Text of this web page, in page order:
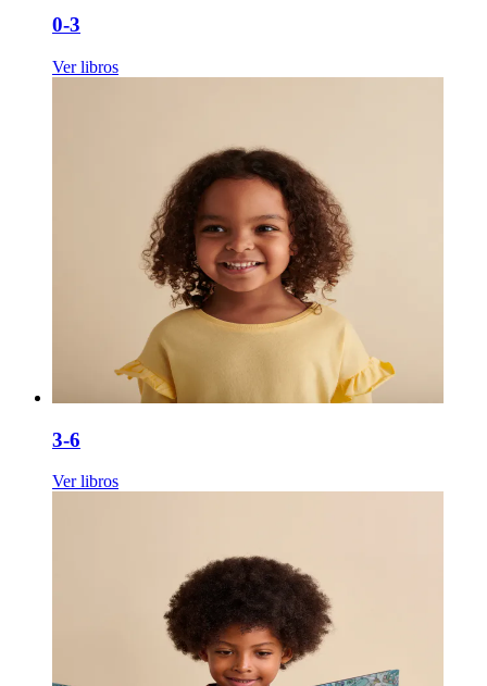
0-3
Ver libros
3-6
Ver libros